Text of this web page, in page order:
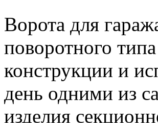
Ворота для
поворотного
конструкции и
день одними из
изделия